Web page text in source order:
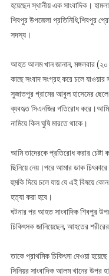
হয়েছেন স্থানীয় এক সাংবাদিক।
শিবপুর উপজেলা প্রতিনিধি,শিবপুর
সদস্য।
আহত আলম খান জানান, মঙ্গলবার (২০
কাছে সংবাদ সংগ্রহ করে চলে
সুজাতপুর গ্রামের আবুল হাসেমের
ব্যবহৃত সিএনজির গতিরোধ করে।আমি
নামিয়ে কিল ঘুষি মারতে থাকে।
আমি তাদেরকে প্রতিরোধ করার
ছিনিয়ে নেয়।পরে আমার ডাক
হুমকি দিয়ে চলে যায় যে এই বিষয়ে
হত্যা করা হবে।
ঘটনার পর আহত সাংবাদিক শিবপুর
চিকিৎসক জানিয়েছেন, আহতের
তাকে প্রাথমিক চিকিৎসা দেওয়া
সিনিয়র সাংবাদিক আলম খানের উপর